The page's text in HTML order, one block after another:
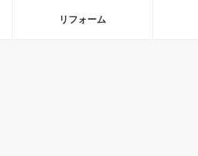
リフォーム